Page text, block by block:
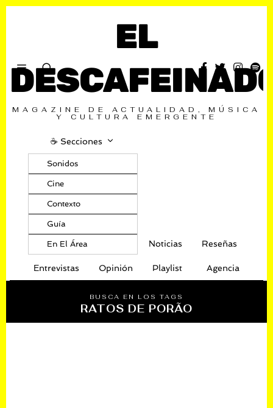
EL
MAGAZINE DE ACTUALIDAD, MÚSICA
Y CULTURA EMERGENTE
☕️ Secciones
Sonidos
Cine
Contexto
Guía
En El Área Noticias Reseñas
Entrevistas Opinión Playlist Agencia
BUSCA EN LOS TAGS
RATOS DE PORÃO